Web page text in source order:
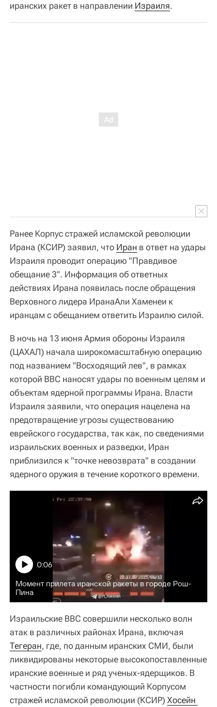
иранских ракет в направлении Израиля.
Ранее Корпус стражей исламской революции
Ирана (КСИР) заявил, что Иран в ответ на удары
Израиля проводит операцию "Правдивое
обещание 3". Информация об ответных
действиях Ирана появилась после обращения
Верховного лидера ИранаАли Хаменеи к
иранцам с обещанием ответить Израилю силой.
В ночь на 13 июня Армия обороны Израиля
(ЦАХАЛ) начала широкомасштабную операцию
под названием "Восходящий лев", в рамках
которой ВВС наносят удары по военным целям и
объектам ядерной программы Ирана. Власти
Израиля заявили, что операция нацелена на
предотвращение угрозы существованию
еврейского государства, так как, по сведениями
израильских военных и разведки, Иран
приблизился к "точке невозврата" в создании
ядерного оружия в течение короткого времени.
Момент прилета иранской ракеты в городе Рош-
Пина
0:06
Израильские ВВС совершили несколько волн
атак в различных районах Ирана, включая
Тегеран, где, по данным иранских СМИ, были
ликвидированы некоторые высокопоставленные
иранские военные и ряд ученых-ядерщиков. В
частности погибли командующий Корпусом
стражей исламской революции (КСИР) Хосейн